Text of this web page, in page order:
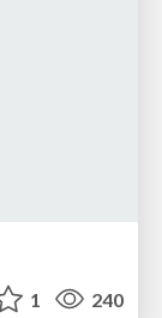
1 240